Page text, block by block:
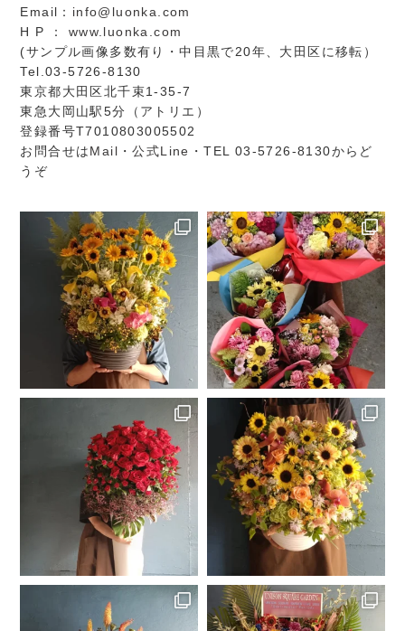
Email： info@luonka.com
H P ： www.luonka.com
(サンプル画像多数有り・中目黒で20年、大田区に移転）
Tel.03-5726-8130
東京都大田区北千束1-35-7
東急大岡山駅5分（アトリエ）
登録番号T7010803005502
お問合せはMail ・公式Line ・TEL 03-5726-8130からど
うぞ